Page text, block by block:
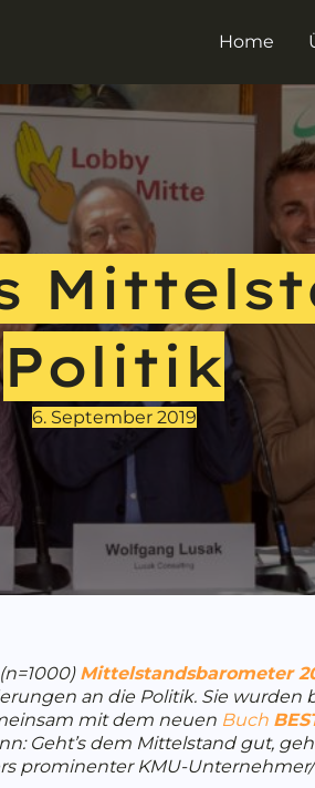
Home
Politik
6. September 2019
Mittelstandsbarometer
an die Politik. Sie
mit dem neuen Buch
Geht’s dem Mittelstand gut,
prominenter KMU-